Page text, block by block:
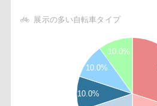
展示の多い自転車タイプ
10.0%
10.0%
10.0%